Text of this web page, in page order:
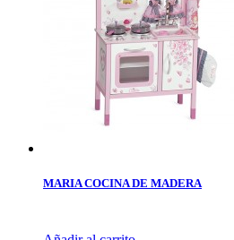
MARIA COCINA DE MADERA